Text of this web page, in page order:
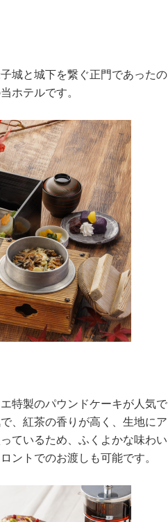
城と城下を繋ぐ正門であったの
ホテルです。
特製のパウンドケーキが人気で
、紅茶の香りが高く、生地にア
ているため、ふくよかな味わい
ントでのお渡しも可能です。